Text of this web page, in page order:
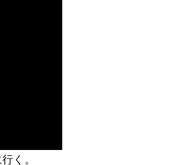
く。